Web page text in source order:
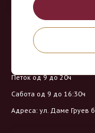
Продавница на
Работно време:
Петок од 9 до 20ч
Сабота од 9 до 16:30ч
Адреса: ул. Даме Груев